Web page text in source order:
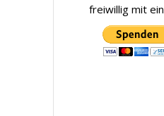
freiwillig mit